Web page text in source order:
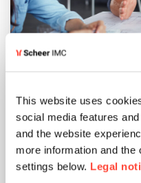
This website uses
social media features
and the website
more information and the
settings below. Legal
Reading time 7 min.
Entscheidend
Intelligence.
read article